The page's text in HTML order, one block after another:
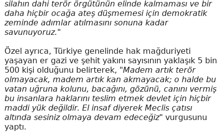
silahın dahi terör örgütünün elinde kalmaması ve bir
daha hiçbir ocağa ateş düşmemesi için demokratik
zeminde adımlar atılmasını sonuna kadar
savunuyoruz."
Özel ayrıca, Türkiye genelinde hak mağduriyeti
yaşayan er gazi ve şehit yakını sayısının yaklaşık 5 bin
500 kişi olduğunu belirterek, "Madem artık terör
olmayacak, madem artık kan akmayacak; o halde bu
vatan uğruna kolunu, bacağını, gözünü, canını vermiş
bu insanlara haklarını teslim etmek devlet için hiçbir
maddi yük değildir. El insaf diyerek Meclis çatısı
altında sesiniz olmaya devam edeceğiz" vurgusunu
yaptı.